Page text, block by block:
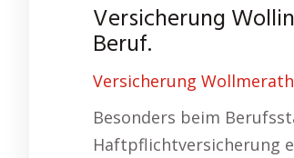
Versicherung
Beruf.
Versicherung
Besonders beim
Haftpflichtversicherung